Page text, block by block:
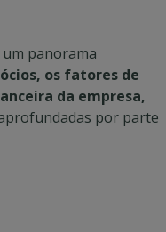
panorama
os fatores de
da empresa,
por parte